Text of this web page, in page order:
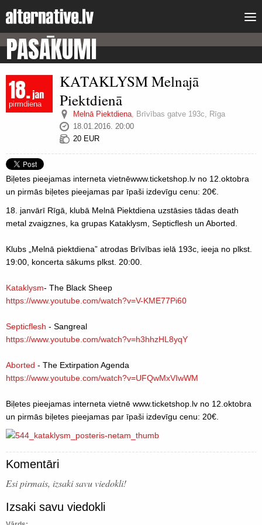
PASĀKUMI
18.jan
pirmdiena
KATAKLYSM Melnajā
Piektdienā
Melnā Piektdiena, Brīvības gatve 193c, Rīga
18.01.2016. 20:00
20 EUR
Biļetes pieejamas interneta vietnēwww.ticketshop.lv no 12.oktobra
un pirmās biļetes pieejamas par īpaši izdevīgu cenu: 20€.
18. janvārī Rīgā, klubā Melnā Piektdiena uzstāsies tādas death
metal zvaigznes, ka grupas Kataklysm, Septicflesh un Aborted.
Klubs „Melnā piektdiena” atrodas Brīvības ielā 193c, ieeja no plkst.
19:00, koncerta sākums plkst. 20:00.
Kataklysm- The Black Sheep
https://www.youtube.com/watch?v=V-KME77Pi60
Septicflesh - Sangreal
https://www.youtube.com/watch?v=h3hhzHL8yqY
Aborted - The Extirpation Agenda
https://www.youtube.com/watch?v=UFQwMxVIwWM
Biļetes pieejamas interneta vietnē www.ticketshop.lv no 12.oktobra
un pirmās biļetes pieejamas par īpaši izdevīgu cenu: 20€.
Komentāri
Esi pirmais, izsaki savu viedokli!
Izsaki savu viedokli